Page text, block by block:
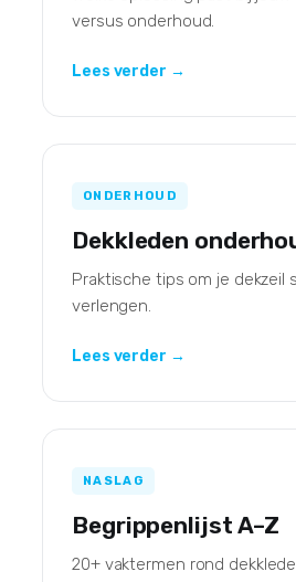
versus onderhoud.
Lees verder →
ONDERHOUD
Dekkleden
Praktische tips om je
verlengen.
Lees verder →
NASLAG
Begrippenlijst A–Z
20+ vaktermen rond